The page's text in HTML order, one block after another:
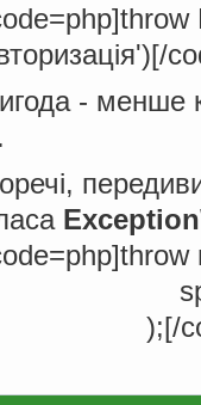
- менше